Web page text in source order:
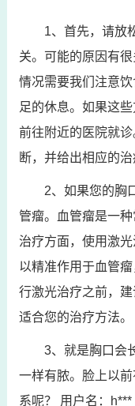
1、首先，请放
关。可能的原因有
情况需要我们注意
足的休息。如果这
前往附近的医院就
断，并给出相应的治
2、如果您的胸
管瘤。血管瘤是一
治疗方面，使用激
以精准作用于血管
行激光治疗之前，
适合您的治疗方法。
3、就是胸口会
一样有脓。脸上以
系呢？ 用户名：